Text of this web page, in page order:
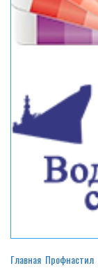
Главная Профнастил